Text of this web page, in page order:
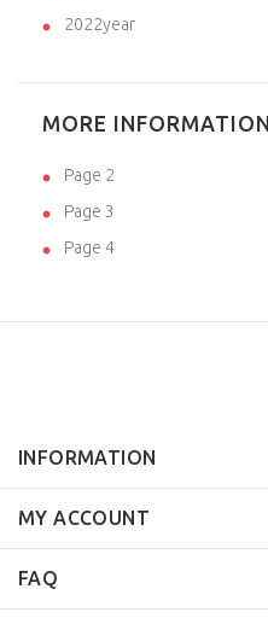
2022year
MORE INFORMATION
Page 2
Page 3
Page 4
INFORMATION
MY ACCOUNT
FAQ